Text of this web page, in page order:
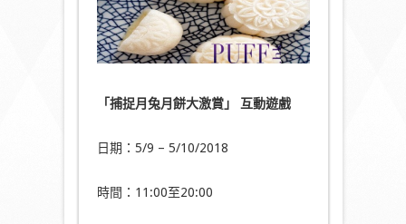
「捕捉月兔月餅大激賞」 互動遊戲
日期：5/9 – 5/10/2018
時間：11:00至20:00